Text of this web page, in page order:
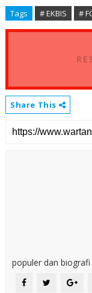
Tags # EKBIS #
Share This
populer dan